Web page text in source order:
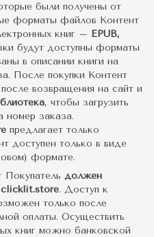
были получены от
форматы файлов Контент
книг – EPUB,
будут доступны форматы
в описании книги на
После покупки Контент
возвращения на сайт и
, чтобы загрузить
номер заказа.
предлагает только
доступен только в виде
формате.
Покупатель должен
clicklit.store. Доступ к
только после
оплаты. Осуществить
книг можно банковской